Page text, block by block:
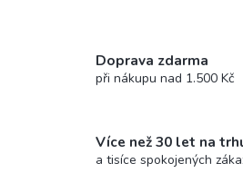
ý
p
Doprava zdarma
při nákupu nad 1.500 Kč
Více než 30 let na
a tisíce spokojených